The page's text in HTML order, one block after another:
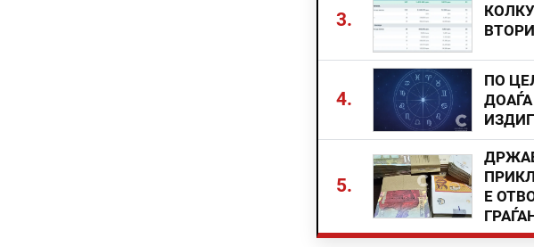
3.
4.
ПО
5.
Е